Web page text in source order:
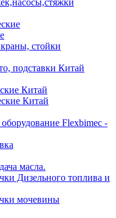
стойки
подставки Китай
Китай
Китай
Flexbimeс -
масла.
Дизельного топлива и
мочевины